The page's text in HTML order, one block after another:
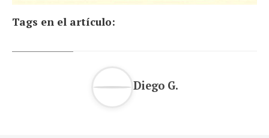
Tags en el artículo:
Diego G.